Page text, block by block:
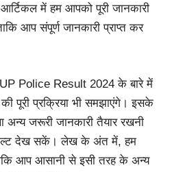
आर्टिकल में हम आपको पूरी जानकारी
आप संपूर्ण जानकारी प्राप्त कर
Police Result 2024 के बारे में
पूरी प्रक्रिया भी समझाएंगे। इसके
जरूरी जानकारी तैयार रखनी
देख सकें। लेख के अंत में, हम
आप आसानी से इसी तरह के अन्य